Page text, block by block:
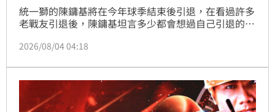
統一獅的陳鏞基將在今年球季結束後引退，在看過許多
老戰友引退後，陳鏞基坦言多少都會想過自己引退的日
2010年選秀加入統一獅的陳鏞基，走過職棒最艱難的
彭政閔做出的付出，也羨慕現今的年輕選手可以在剛進
職棒就有好環境。
2026/08/04 04:18